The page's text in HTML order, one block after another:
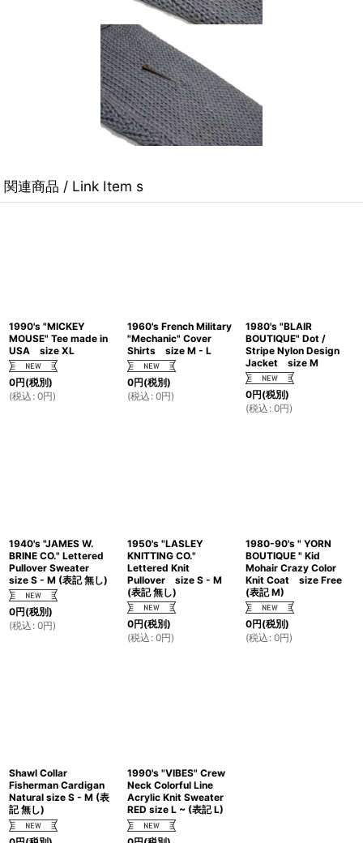
関連商品 / Link Item s
1990's "MICKEY
MOUSE" Tee made in
USA size XL
0円(税別)
(税込 : 0円)
1960's French Military
"Mechanic" Cover
Shirts size M - L
0円(税別)
(税込 : 0円)
1980's "BLAIR
BOUTIQUE" Dot /
Stripe Nylon Design
Jacket size M
0円(税別)
(税込 : 0円)
1940's "JAMES W.
BRINE CO." Lettered
Pullover Sweater
size S - M (表記 無し)
0円(税別)
(税込 : 0円)
1950's "LASLEY
KNITTING CO."
Lettered Knit
Pullover size S - M
(表記 無し)
0円(税別)
(税込 : 0円)
1980-90's " YORN
BOUTIQUE " Kid
Mohair Crazy Color
Knit Coat size Free
(表記 M)
0円(税別)
(税込 : 0円)
Shawl Collar
Fisherman Cardigan
Natural size S - M (表
記 無し)
1990's "VIBES" Crew
Neck Colorful Line
Acrylic Knit Sweater
RED size L ~ (表記 L)